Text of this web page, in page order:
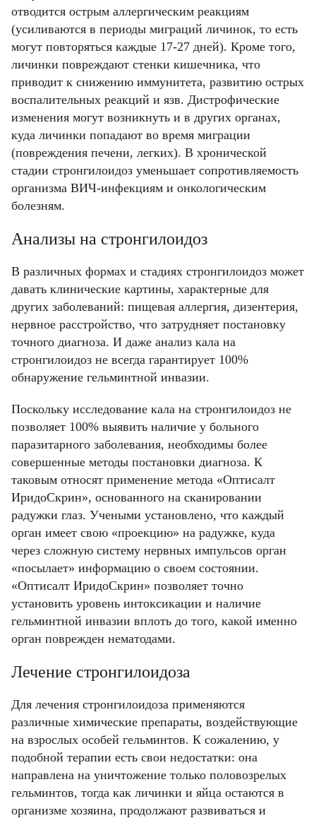
отводится острым аллергическим реакциям
(усиливаются в периоды миграций личинок, то есть
могут повторяться каждые 17-27 дней). Кроме того,
личинки повреждают стенки кишечника, что
приводит к снижению иммунитета, развитию острых
воспалительных реакций и язв. Дистрофические
изменения могут возникнуть и в других органах,
куда личинки попадают во время миграции
(повреждения печени, легких). В хронической
стадии стронгилоидоз уменьшает сопротивляемость
организма ВИЧ-инфекциям и онкологическим
болезням.
Анализы на стронгилоидоз
В различных формах и стадиях стронгилоидоз может
давать клинические картины, характерные для
других заболеваний: пищевая аллергия, дизентерия,
нервное расстройство, что затрудняет постановку
точного диагноза. И даже анализ кала на
стронгилоидоз не всегда гарантирует 100%
обнаружение гельминтной инвазии.
Поскольку исследование кала на стронгилоидоз не
позволяет 100% выявить наличие у больного
паразитарного заболевания, необходимы более
совершенные методы постановки диагноза. К
таковым относят применение метода «Оптисалт
ИридоСкрин», основанного на сканировании
радужки глаз. Учеными установлено, что каждый
орган имеет свою «проекцию» на радужке, куда
через сложную систему нервных импульсов орган
«посылает» информацию о своем состоянии.
«Оптисалт ИридоСкрин» позволяет точно
установить уровень интоксикации и наличие
гельминтной инвазии вплоть до того, какой именно
орган поврежден нематодами.
Лечение стронгилоидоза
Для лечения стронгилоидоза применяются
различные химические препараты, воздействующие
на взрослых особей гельминтов. К сожалению, у
подобной терапии есть свои недостатки: она
направлена на уничтожение только половозрелых
гельминтов, тогда как личинки и яйца остаются в
организме хозяина, продолжают развиваться и
пользовательского соглашения
политикой
конфиденциальности.
КУПИТЬ
Телефон
Введите корректное значение
Код подтверждения
Email
СОХРАНИТЬ
Фамилия
Имя
Телефон
Email
пользовательского соглашения
политикой
конфиденциальности.
КУПИТЬ
ОТМЕНИТЬ
Фамилия
Имя
Телефон
Email
пользовательского соглашения
политикой
конфиденциальности.
КУПИТЬ
ОТМЕНИТЬ